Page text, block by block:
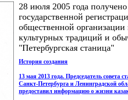
28 июля 2005 года
государственной
общественной организации
культурных традиций и
"Петербургская станица"
История создания
13 мая 2013 года. Председатель совета
Санкт-Петербурга и Ленинградской
предоставил информацию о жизни